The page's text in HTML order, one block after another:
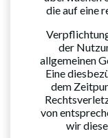
die auf eine
der
allgemeinen
Eine
dem
von
wir